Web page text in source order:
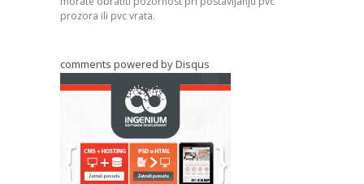
prozora ili pvc vrata.
comments powered byDisqus